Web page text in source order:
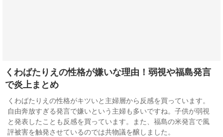
くわばたりえの性格が嫌いな理由！弱視や福島発言
で炎上まとめ
くわばたりえの性格がキツいと主婦層から反感を買っています。
自由奔放すぎる発言で嫌いという主婦も多いですね。子供が弱視
と発表したことも反感を買っています。また、福島の米発言で風
評被害を触発させているのでは共物議を醸しました。